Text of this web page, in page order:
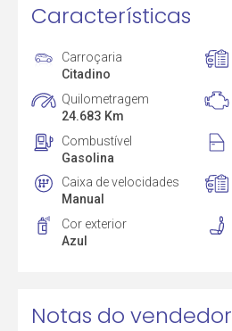
Características
Carroçaria
Citadino
Quilometragem
24.683 Km
Combustível
Gasolina
Caixa de velocidades
Manual
Cor exterior
Azul
Notas do vendedor